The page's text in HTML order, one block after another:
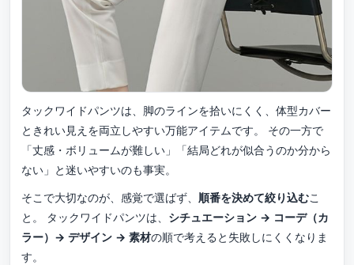
タックワイドパンツは、脚のラインを拾いにくく、体型カバー
ときれい見えを両立しやすい万能アイテムです。 その一方で
「丈感・ボリュームが難しい」「結局どれが似合うのか分から
ない」と迷いやすいのも事実。
そこで大切なのが、感覚で選ばず、 順番を決めて絞り込むこ
と。 タックワイドパンツは、 シチュエーション → コーデ（カ
ラー）→ デザイン → 素材の順で考えると失敗しにくくなりま
す。